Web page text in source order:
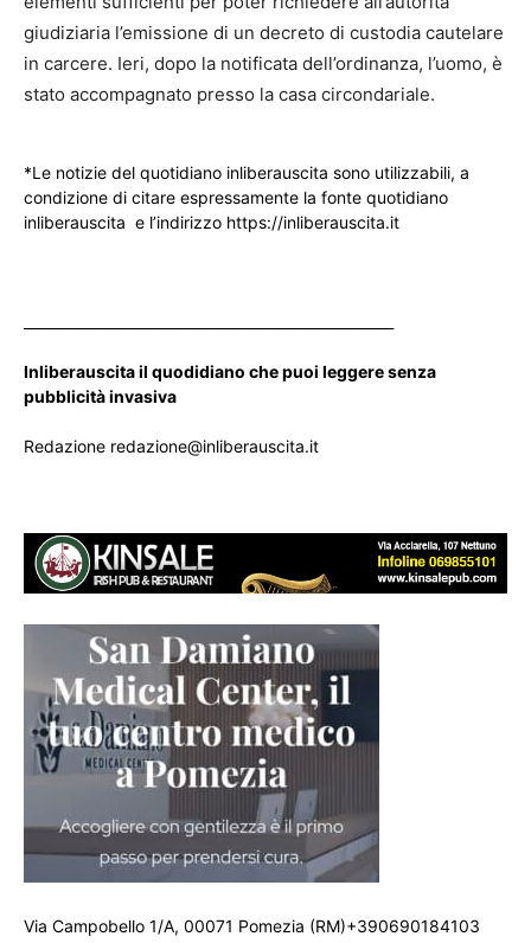
giudiziaria l’emissione di un decreto di custodia cautelare
in carcere. Ieri, dopo la notificata dell’ordinanza, l’uomo, è
stato accompagnato presso la casa circondariale.
*Le notizie del quotidiano inliberauscita sono utilizzabili, a
condizione di citare espressamente la fonte quotidiano
inliberauscita e l’indirizzo https://inliberauscita.it
Inliberauscita il quodidiano che puoi leggere senza
pubblicità invasiva
Redazione redazione@inliberauscita.it
Via Campobello 1/A, 00071 Pomezia (RM)+390690184103